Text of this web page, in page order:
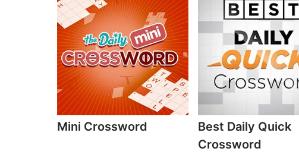
Mini Crossword
Best Daily Quick
Crossword